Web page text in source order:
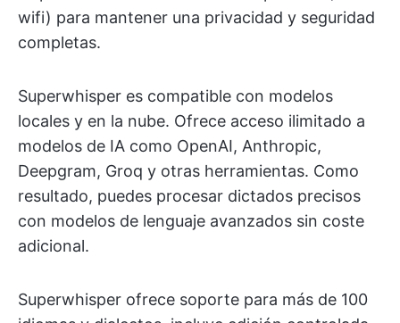
wifi) para mantener una privacidad y seguridad
completas.
Superwhisper es compatible con modelos
locales y en la nube. Ofrece acceso ilimitado a
modelos de IA como OpenAI, Anthropic,
Deepgram, Groq y otras herramientas. Como
resultado, puedes procesar dictados precisos
con modelos de lenguaje avanzados sin coste
adicional.
Superwhisper ofrece soporte para más de 100